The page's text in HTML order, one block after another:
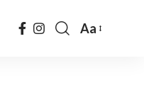
Czcionka
Aa